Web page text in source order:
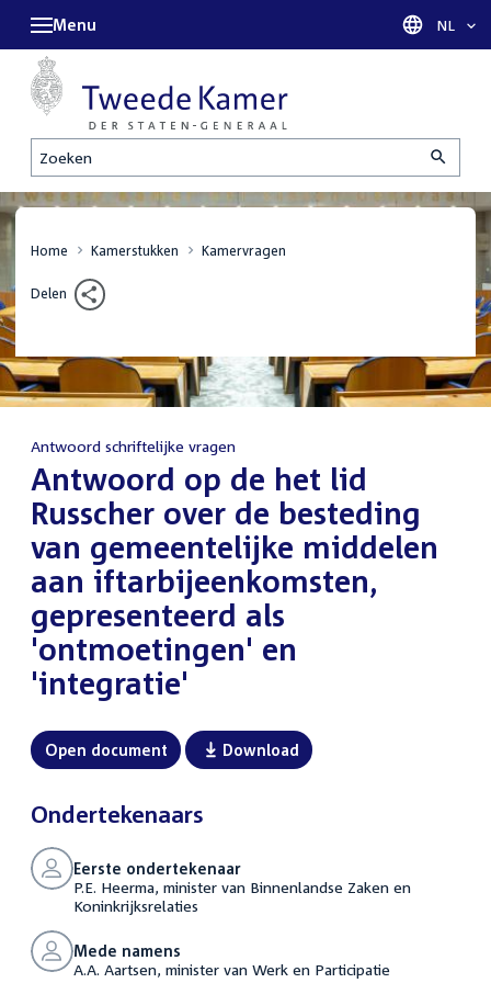
Zoeken
Menu Taal
NL
Home Kamerstukken Kamervragen
Delen
Antwoord schriftelijke vragen
Antwoord op de het lid
Russcher over de besteding
van gemeentelijke middelen
aan iftarbijeenkomsten,
gepresenteerd als
'ontmoetingen' en
'integratie'
Open document Download
Ondertekenaars
Eerste ondertekenaar
P.E. Heerma, minister van Binnenlandse Zaken en
Koninkrijksrelaties
Mede namens
A.A. Aartsen, minister van Werk en Participatie